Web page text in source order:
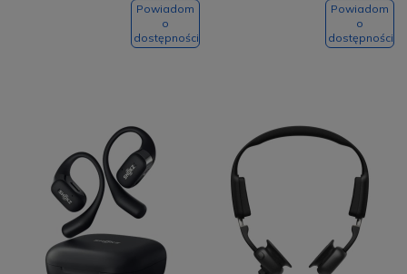
Powiadom
o
dostępności
Powiadom
o
dostępności